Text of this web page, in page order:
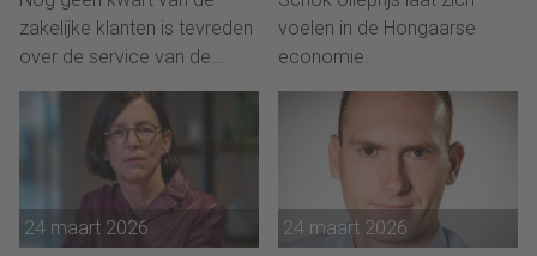
zakelijke klanten is tevreden
over de service van de
bank.
voelen in de Hongaarse
economie.
24 maart 2026 24 maart 2026